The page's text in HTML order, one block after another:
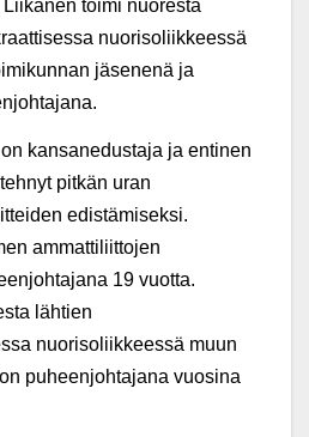
toimi nuoresta
nuorisoliikkeessä
jäsenenä ja
kansanedustaja ja entinen
pitkän uran
edistämiseksi.
ammattiliittojen
19 vuotta.
lähtien
nuorisoliikkeessä muun
puheenjohtajana vuosina